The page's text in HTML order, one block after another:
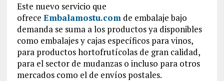
Este nuevo servicio que
ofrece Embalamostu.comde embalaje bajo
demanda se suma a los productos ya disponibles
como embalajes y cajas específicos para vinos,
para productos hortofrutícolas de gran calidad,
para el sector de mudanzas o incluso para otros
mercados como el de envíos postales.